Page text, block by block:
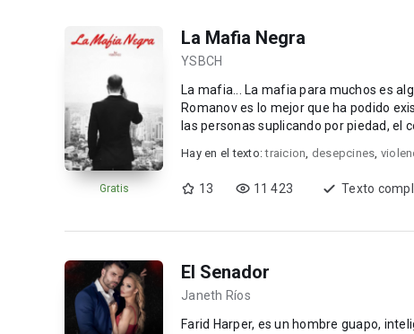
Gratis
La Mafia Negra
YSBCH
La mafia... La mafia para muchos es
Romanov es lo mejor que ha podido
las personas suplicando por piedad, el
Hay en el texto:traicion, desepcines,
13 11 423 Texto
El Senador
Janeth Ríos
Farid Harper, es un hombre guapo,